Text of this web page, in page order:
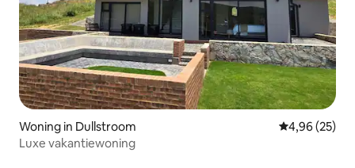
Woning in Dullstroom Gemiddelde
4,96 (25)
Luxe vakantiewoning